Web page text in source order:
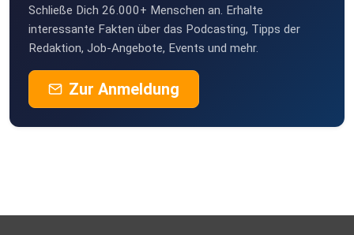
Schließe Dich 26.000+ Menschen an. Erhalte
interessante Fakten über das Podcasting, Tipps der
Redaktion, Job-Angebote, Events und mehr.
Zur Anmeldung